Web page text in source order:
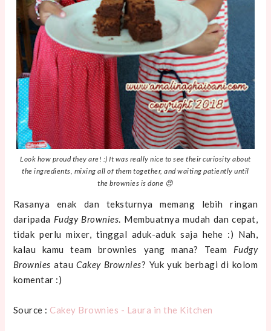
Look how proud they are! :) It was really nice to see their curiosity about
the ingredients, mixing all of them together, and waiting patiently until
the brownies is done 😍
Rasanya enak dan teksturnya memang lebih ringan
daripada Fudgy Brownies. Membuatnya mudah dan cepat,
tidak perlu mixer, tinggal aduk-aduk saja hehe :) Nah,
kalau kamu team brownies yang mana? Team Fudgy
Brownies atauCakey Brownies? Yuk yuk berbagi di kolom
komentar :)
Source : Cakey Brownies - Laura in the Kitchen